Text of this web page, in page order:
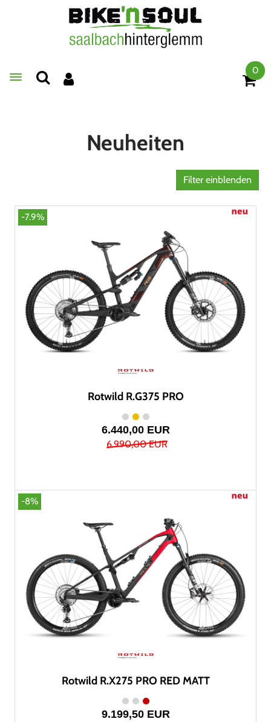
Toggle navigation
0
Neuheiten
Filter einblenden
-7.9%
Rotwild R.G375 PRO
6.440,00 EUR
6.990,00 EUR
-8%
Rotwild R.X275 PRO RED MATT
9.199,50 EUR